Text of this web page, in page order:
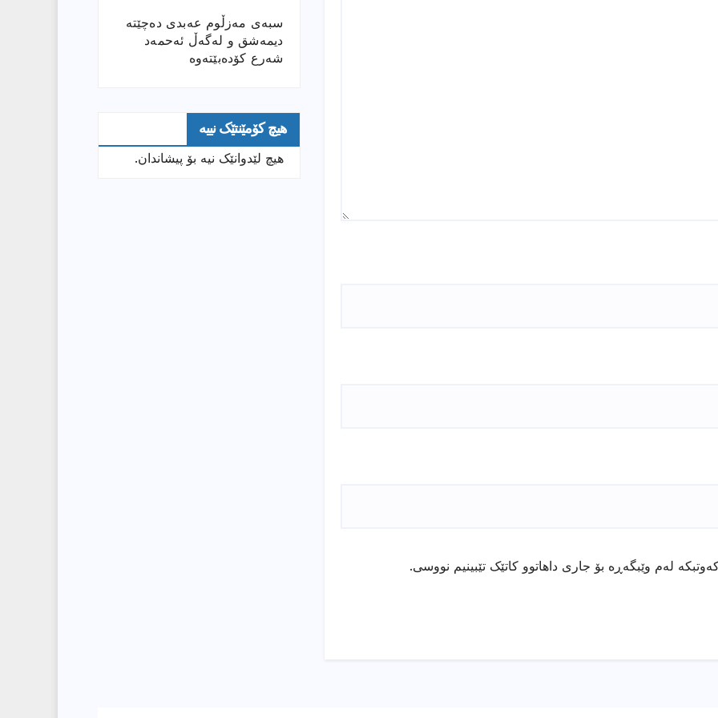
لەم وێبگەڕە بۆ جاری داهاتوو کاتێک تێبینیم نووسی.
سبەی مەزڵوم عەبدی دەچێتە
دیمەشق و لەگەڵ ئەحمەد
شەرع کۆدەبێتەوە
هیچ کۆمێنتێک نییە
هیچ لێدوانێک نیە بۆ پیشاندان.